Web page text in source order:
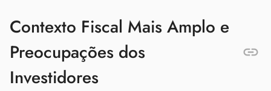
Contexto Fiscal Mais Amplo e
Preocupações dos
Investidores